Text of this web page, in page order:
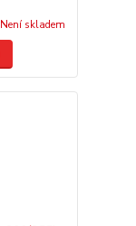
Není skladem